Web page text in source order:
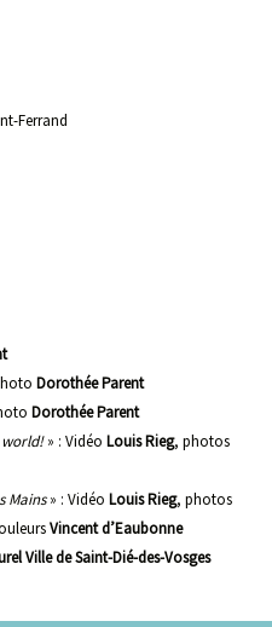
Ferrand
Dorothée Parent
Dorothée Parent
world!» : Vidéo Louis Rieg, photos
Mains» : Vidéo Louis Rieg, photos
Vincent d’Eaubonne
Ville de Saint-Dié-des-Vosges